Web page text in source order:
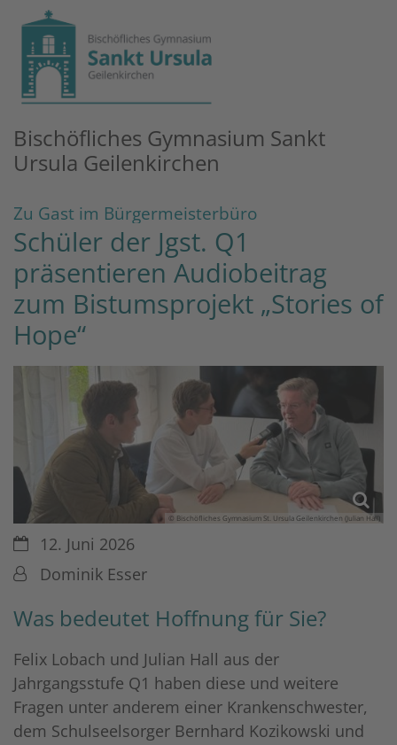
Zum Inhalt springen
Bischöfliches Gymnasium Sankt
Ursula Geilenkirchen
Zu Gast im Bürgermeisterbüro:
Schüler der Jgst. Q1
präsentieren Audiobeitrag
zum Bistumsprojekt „Stories of
Hope“
© Bischöfliches Gymnasium St. Ursula Geilenkirchen (Julian Hall)
Datum:12. Juni 2026
Von:Dominik Esser
Was bedeutet Hoffnung für Sie?
Felix Lobach und Julian Hall aus der
Jahrgangsstufe Q1 haben diese und weitere
Fragen unter anderem einer Krankenschwester,
dem Schulseelsorger Bernhard Kozikowski und